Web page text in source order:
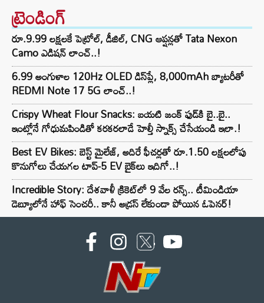
ట్రెండింగ్‌
రూ.9.99 లక్షలకే పెట్రోల్, డీజిల్, CNG ఆప్షన్లతో Tata Nexon
Camo ఎడిషన్ లాంచ్..!
6.99 అంగుళాల 120Hz OLED డిస్‌ప్లే, 8,000mAh బ్యాటరీతో
REDMI Note 17 5G లాంచ్..!
Crispy Wheat Flour Snacks: బయటి జంక్ ఫుడ్‌కి బై..బై..
ఇంట్లోనే గోధుమపిండితో కరకరలాడే హెల్తీ స్నాక్స్ చేసేయండి ఇలా.!
Best EV Bikes: బెస్ట్ మైలేజ్, అదిరే ఫీచర్లతో రూ.1.50 లక్షలలోపు
కొనుగోలు చేయగల టాప్-5 EV బైక్‌లు ఇదిగో..!
Incredible Story: దేశవాళీ క్రికెట్‌లో 9 వేల రన్స్.. టీమిండియా
డెబ్యూలోనే హాఫ్ సెంచరీ.. కానీ అడ్రస్ లేకుండా పోయిన ఓపెనర్!